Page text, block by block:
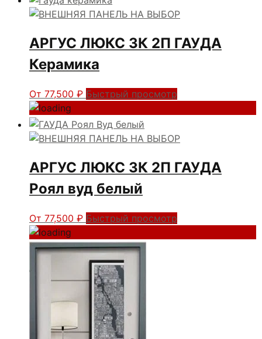
АРГУС ЛЮКС 3К 2П ГАУДА
Керамика
От 77,500 ₽ Быстрый просмотр
АРГУС ЛЮКС 3К 2П ГАУДА
Роял вуд белый
От 77,500 ₽ Быстрый просмотр